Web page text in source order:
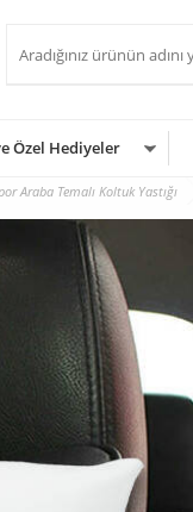
Özel Hediyeler
Araba Temalı Koltuk Yastığı